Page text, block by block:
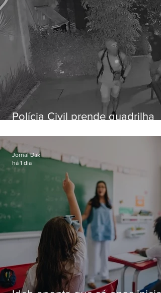
Polícia Civil prende quadrilha
residências de luxo no Rio
Jornal Daki
há 1 dia